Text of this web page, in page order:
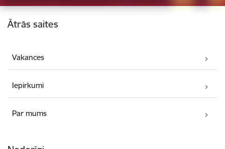
Kājene
Ātrās saites
Vakances
Iepirkumi
Par mums